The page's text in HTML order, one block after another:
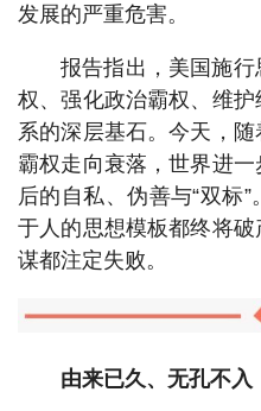
发展的严重危害。
报告指出，美国施
权、强化政治霸权、维
系的深层基石。今天，
霸权走向衰落，世界进
后的自私、伪善与“双标
于人的思想模板都终将
谋都注定失败。
由来已久、无孔不入